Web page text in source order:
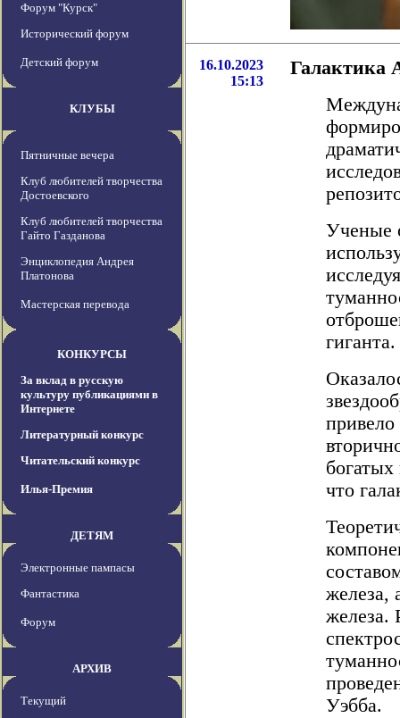
Форум "Курск"
Исторический форум
Детский форум
КЛУБЫ
Пятничные вечера
Клуб любителей творчества
Достоевского
Клуб любителей творчества
Гайто Газданова
Энциклопедия Андрея
Платонова
Мастерская перевода
КОНКУРСЫ
За вклад в русскую
культуру публикациями в
Интернете
Литературный конкурс
Читательский конкурс
Илья-Премия
ДЕТЯМ
Электронные пампасы
Фантастика
Форум
АРХИВ
Текущий
16.10.2023
15:13
Галактика
Ученые
гиганта.
привело
что
железа,
железа.
Уэбба.